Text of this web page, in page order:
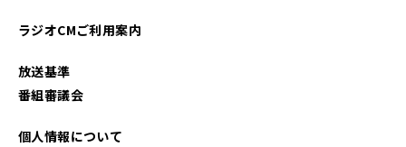
2021年09月
ラジオCMご利用案内
放送基準
番組審議会
個人情報について